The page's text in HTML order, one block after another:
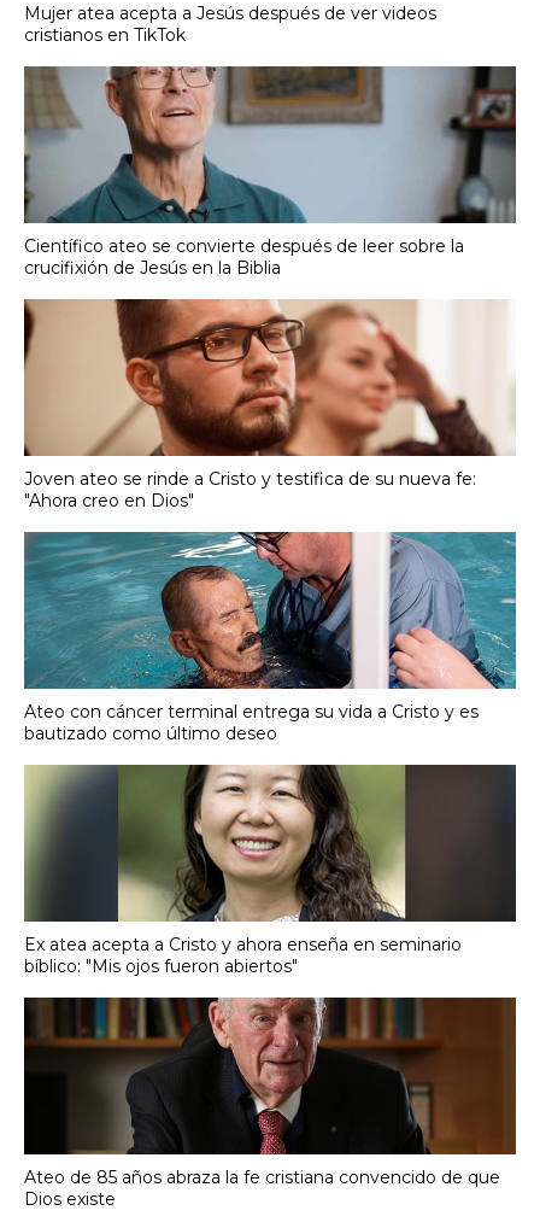
Mujer atea acepta a Jesús después de ver videos
cristianos en TikTok
Científico ateo se convierte después de leer sobre la
crucifixión de Jesús en la Biblia
Joven ateo se rinde a Cristo y testifica de su nueva fe:
"Ahora creo en Dios"
Ateo con cáncer terminal entrega su vida a Cristo y es
bautizado como último deseo
Ex atea acepta a Cristo y ahora enseña en seminario
bíblico: "Mis ojos fueron abiertos"
Ateo de 85 años abraza la fe cristiana convencido de que
Dios existe